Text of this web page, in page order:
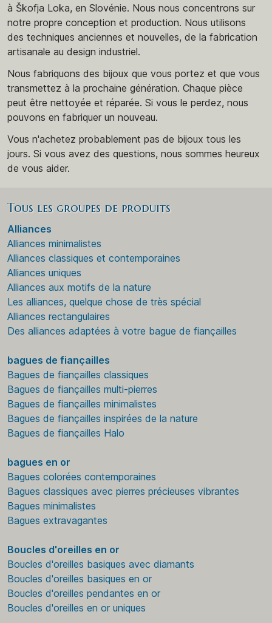
à Škofja Loka, en Slovénie. Nous nous concentrons sur
notre propre conception et production. Nous utilisons
des techniques anciennes et nouvelles, de la fabrication
artisanale au design industriel.
Nous fabriquons des bijoux que vous portez et que vous
transmettez à la prochaine génération. Chaque pièce
peut être nettoyée et réparée. Si vous le perdez, nous
pouvons en fabriquer un nouveau.
Vous n'achetez probablement pas de bijoux tous les
jours. Si vous avez des questions, nous sommes heureux
de vous aider.
Tous les groupes de produits
Alliances
Alliances minimalistes
Alliances classiques et contemporaines
Alliances uniques
Alliances aux motifs de la nature
Les alliances, quelque chose de très spécial
Alliances rectangulaires
Des alliances adaptées à votre bague de fiançailles
bagues de fiançailles
Bagues de fiançailles classiques
Bagues de fiançailles multi-pierres
Bagues de fiançailles minimalistes
Bagues de fiançailles inspirées de la nature
Bagues de fiançailles Halo
bagues en or
Bagues colorées contemporaines
Bagues classiques avec pierres précieuses vibrantes
Bagues minimalistes
Bagues extravagantes
Boucles d'oreilles en or
Boucles d'oreilles basiques avec diamants
Boucles d'oreilles basiques en or
Boucles d'oreilles pendantes en or
Boucles d'oreilles en or uniques